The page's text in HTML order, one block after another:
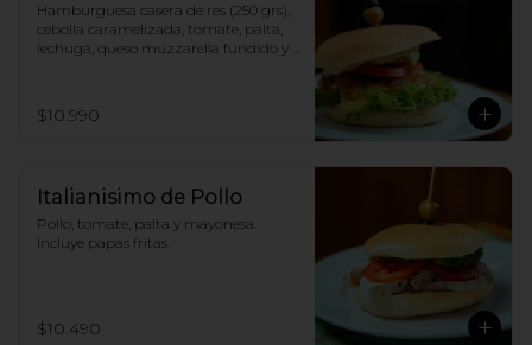
Hamburguesa casera de res (250 grs),
cebolla caramelizada, tomate, palta,
lechuga, queso muzzarella fundido y
$10.990
Italianisimo de Pollo
Pollo, tomate, palta y mayonesa.
Incluye papas fritas.
$10.490